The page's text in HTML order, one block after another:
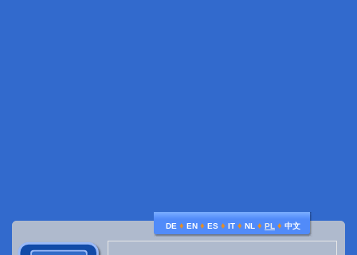
DE ♦ EN ♦ ES ♦ IT ♦ NL ♦ PL ♦ 中文